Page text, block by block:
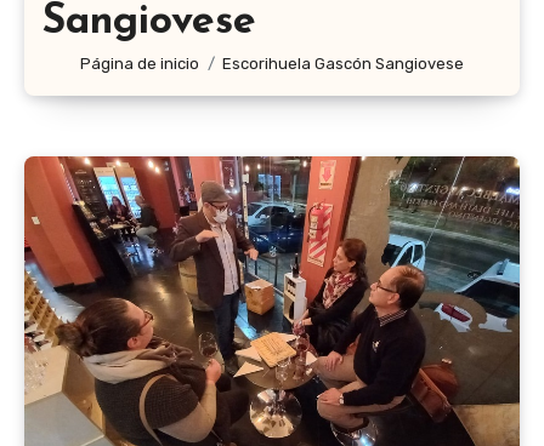
Sangiovese
Página de inicio Escorihuela Gascón Sangiovese